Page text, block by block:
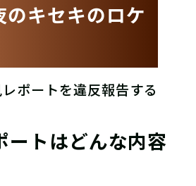
のキセキのロケ
ポートを違反報告する
ートはどんな内容